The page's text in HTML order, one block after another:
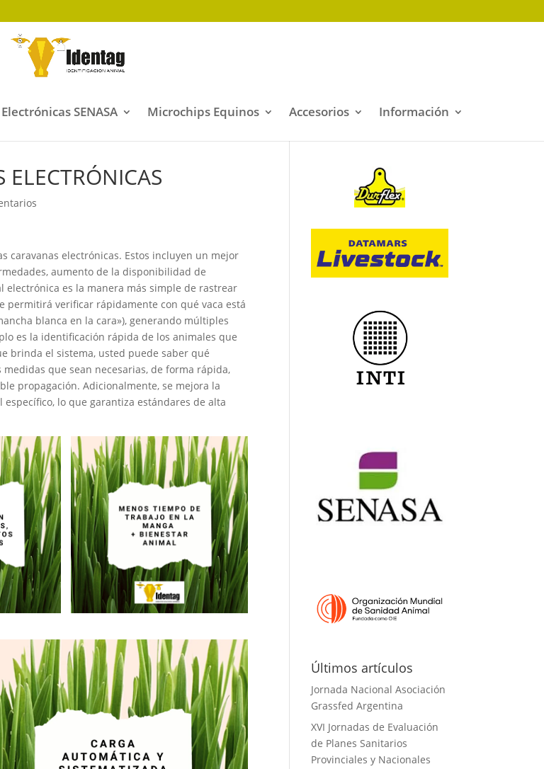
SENASA Microchips Equinos Accesorios Información
ELECTRÓNICAS
caravanas electrónicas. Estos incluyen un mejor
aumento de la disponibilidad de
es la manera más simple de rastrear
permitirá verificar rápidamente con qué vaca está
blanca en la cara»), generando múltiples
es la identificación rápida de los animales que
brinda el sistema, usted puede saber qué
que sean necesarias, de forma rápida,
propagación. Adicionalmente, se mejora la
lo que garantiza estándares de alta
Últimos artículos
Jornada Nacional Asociación
Grassfed Argentina
XVI Jornadas de Evaluación
de Planes Sanitarios
Provinciales y Nacionales